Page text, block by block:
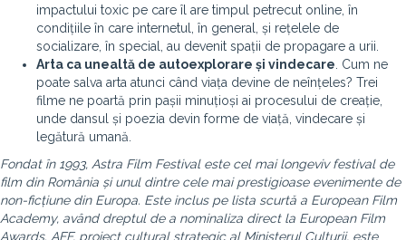
impactului toxic pe care îl are timpul petrecut online, în
condițiile în care internetul, în general, și rețelele de
socializare, în special, au devenit spații de propagare a urii.
Arta ca unealtă de autoexplorare și vindecare . Cum ne
poate salva arta atunci când viața devine de neînțeles? Trei
filme ne poartă prin pașii minuțioși ai procesului de creație,
unde dansul și poezia devin forme de viață, vindecare și
legătură umană.
Fondat în 1993, Astra Film Festival este cel mai longeviv festival de
film din România și unul dintre cele mai prestigioase evenimente de
non-ficțiune din Europa. Este inclus pe lista scurtă a European Film
Academy, având dreptul de a nominaliza direct la European Film
Awards. AFF, proiect cultural strategic al Ministerul Culturii, este